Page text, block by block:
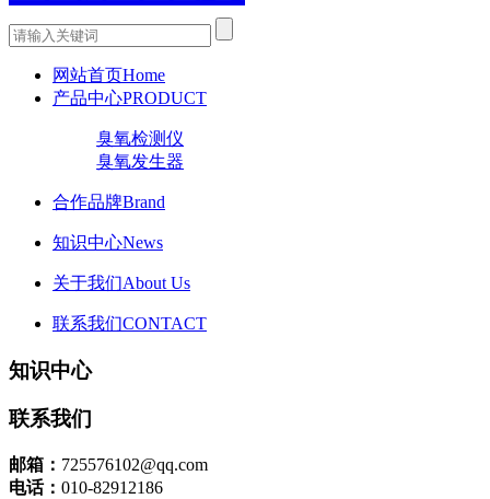
网站首页Home
产品中心PRODUCT
臭氧检测仪
臭氧发生器
合作品牌Brand
知识中心News
关于我们About Us
联系我们CONTACT
知识中心
联系我们
邮箱： 725576102@qq.com
电话： 010-82912186